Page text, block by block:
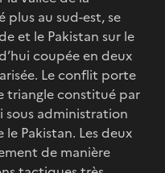
plus au sud-est, se
et le Pakistan sur le
coupée en deux
Le conflit porte
triangle constitué par
sous administration
Pakistan. Les deux
de manière